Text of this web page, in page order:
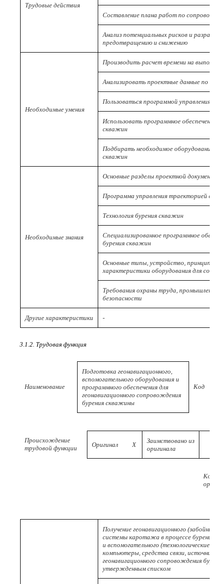
Трудовые действия
Составление плана работ по
Анализ потенциальных рисков и
предотвращению и снижению
Необходимые умения
Производить расчет времени на
Анализировать проектные данные по
Пользоваться программой управления
Использовать программное
скважин
Подбирать необходимое оборудование
скважин
Необходимые знания
Основные разделы проектной
Программа управления траекторией
Технология бурения скважин
Специализированное программное
бурения скважин
Основные типы, устройство, принцип
характеристики оборудования для
Требования охраны труда,
безопасности
Другие характеристики -
3.1.2. Трудовая функция
Наименование
Подготовка геонавигационного,
вспомогательного оборудования и
программного обеспечения для
геонавигационного сопровождения
бурения скважины
Код
Происхождение
трудовой функции
Оригинал X
Заимствовано из
оригинала
Код
Получение геонавигационного
системы каротажа в процессе
и вспомогательного (технологические
компьютеры, средства связи, источники
геонавигационного сопровождения
утвержденным списком